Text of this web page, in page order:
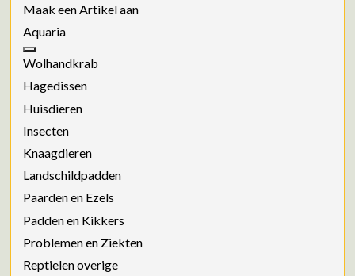
Maak een Artikel aan
Aquaria
Wolhandkrab
Hagedissen
Huisdieren
Insecten
Knaagdieren
Landschildpadden
Paarden en Ezels
Padden en Kikkers
Problemen en Ziekten
Reptielen overige